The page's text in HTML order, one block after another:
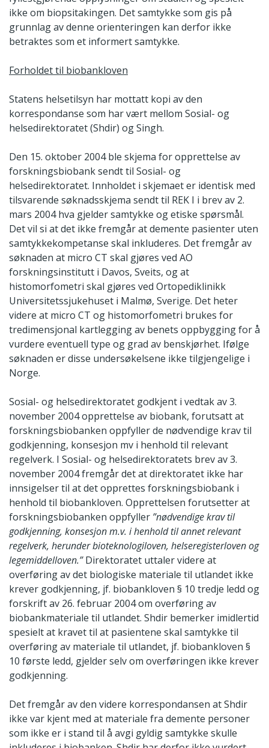
ikke om biopsitakingen. Det samtykke som gis på
grunnlag av denne orienteringen kan derfor ikke
betraktes som et informert samtykke.
Forholdet til biobankloven
Statens helsetilsyn har mottatt kopi av den
korrespondanse som har vært mellom Sosial- og
helsedirektoratet (Shdir) og Singh.
Den 15. oktober 2004 ble skjema for opprettelse av
forskningsbiobank sendt til Sosial- og
helsedirektoratet. Innholdet i skjemaet er identisk med
tilsvarende søknadsskjema sendt til REK I i brev av 2.
mars 2004 hva gjelder samtykke og etiske spørsmål.
Det vil si at det ikke fremgår at demente pasienter uten
samtykkekompetanse skal inkluderes. Det fremgår av
søknaden at micro CT skal gjøres ved AO
forskningsinstitutt i Davos, Sveits, og at
histomorfometri skal gjøres ved Ortopediklinikk
Universitetssjukehuset i Malmø, Sverige. Det heter
videre at micro CT og histomorfometri brukes for
tredimensjonal kartlegging av benets oppbygging for å
vurdere eventuell type og grad av benskjørhet. Ifølge
søknaden er disse undersøkelsene ikke tilgjengelige i
Norge.
Sosial- og helsedirektoratet godkjent i vedtak av 3.
november 2004 opprettelse av biobank, forutsatt at
forskningsbiobanken oppfyller de nødvendige krav til
godkjenning, konsesjon mv i henhold til relevant
regelverk. I Sosial- og helsedirektoratets brev av 3.
november 2004 fremgår det at direktoratet ikke har
innsigelser til at det opprettes forskningsbiobank i
henhold til biobankloven. Opprettelsen forutsetter at
forskningsbiobanken oppfyller ”nødvendige krav til
godkjenning, konsesjon m.v. i henhold til annet relevant
regelverk, herunder bioteknologiloven, helseregisterloven og
legemiddelloven.”Direktoratet uttaler videre at
overføring av det biologiske materiale til utlandet ikke
krever godkjenning, jf. biobankloven § 10 tredje ledd og
forskrift av 26. februar 2004 om overføring av
biobankmateriale til utlandet. Shdir bemerker imidlertid
spesielt at kravet til at pasientene skal samtykke til
overføring av materiale til utlandet, jf. biobankloven §
10 første ledd, gjelder selv om overføringen ikke krever
godkjenning.
Det fremgår av den videre korrespondansen at Shdir
ikke var kjent med at materiale fra demente personer
som ikke er i stand til å avgi gyldig samtykke skulle